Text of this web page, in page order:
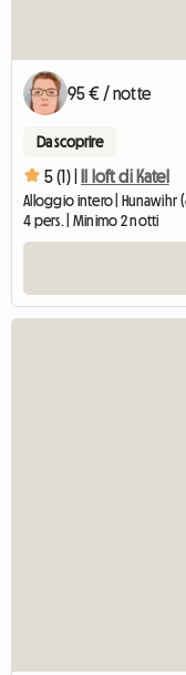
95 € / notte
Da scoprire
5 (1) | Il loft di Katel
Alloggio intero | Hunawihr
4 pers. | Minimo 2 notti